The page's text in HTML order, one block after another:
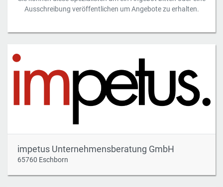
Ausschreibung veröffentlichen um Angebote zu erhalten.
impetus Unternehmensberatung GmbH
65760 Eschborn